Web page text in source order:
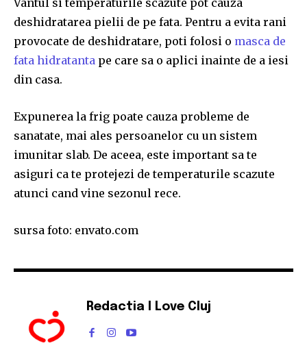
deshidratarea pielii de pe fata. Pentru a evita rani
provocate de deshidratare, poti folosi o masca de
fata hidratanta pe care sa o aplici inainte de a iesi
din casa.
Expunerea la frig poate cauza probleme de
sanatate, mai ales persoanelor cu un sistem
imunitar slab. De aceea, este important sa te
asiguri ca te protejezi de temperaturile scazute
atunci cand vine sezonul rece.
sursa foto: envato.com
Redactia I Love Cluj